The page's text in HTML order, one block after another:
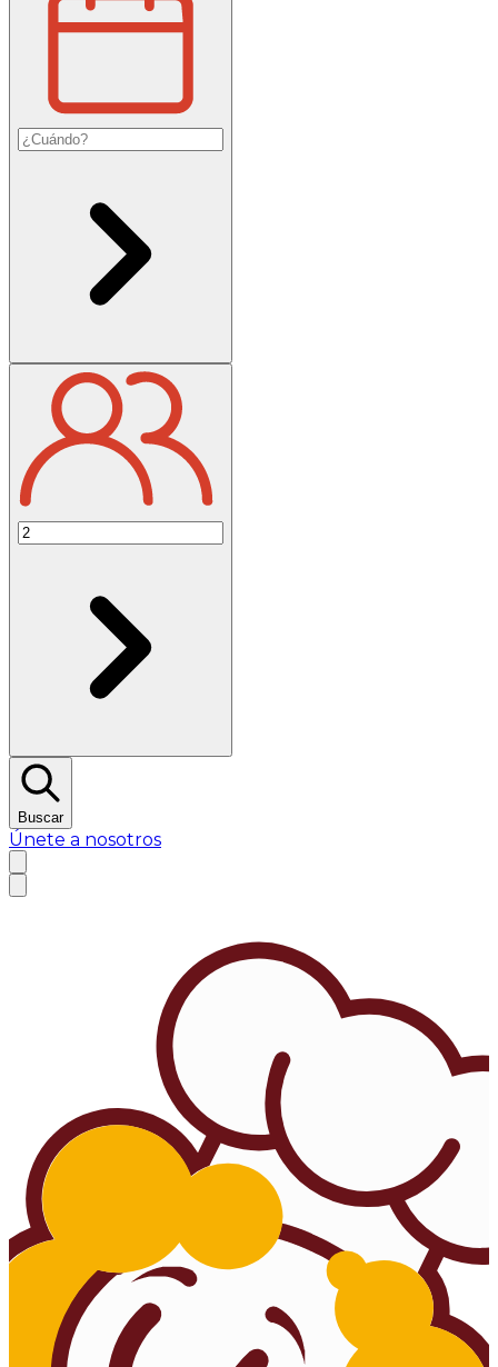
Buscar
Únete a nosotros